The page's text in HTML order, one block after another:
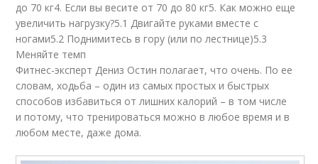
до 70 кг4. Если вы весите от 70 до 80 кг5. Как можно еще
увеличить нагрузку?5.1 Двигайте руками вместе с
ногами5.2 Поднимитесь в гору (или по лестнице)5.3
Меняйте темп
Фитнес-эксперт Дениз Остин полагает, что очень. По ее
словам, ходьба – один из самых простых и быстрых
способов избавиться от лишних калорий – в том числе
и потому, что тренироваться можно в любое время и в
любом месте, даже дома.